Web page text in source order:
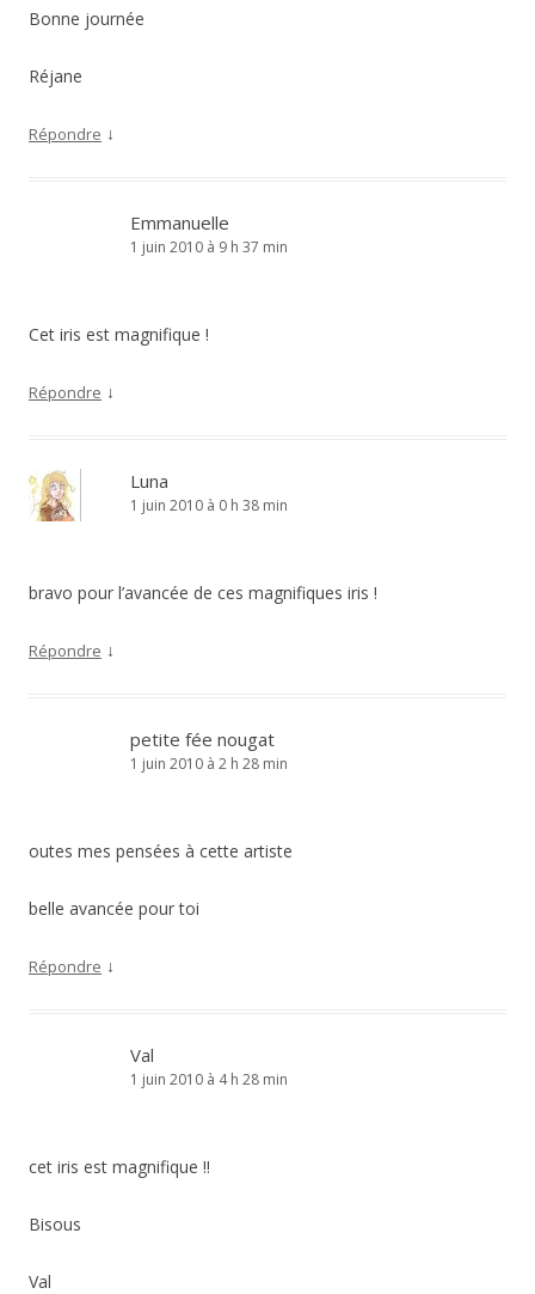
Bonne journée
Réjane
Répondre ↓
Emmanuelle
1 juin 2010 à 9 h 37 min
Cet iris est magnifique !
Répondre ↓
Luna
1 juin 2010 à 0 h 38 min
bravo pour l’avancée de ces magnifiques iris !
Répondre ↓
petite fée nougat
1 juin 2010 à 2 h 28 min
outes mes pensées à cette artiste
belle avancée pour toi
Répondre ↓
Val
1 juin 2010 à 4 h 28 min
cet iris est magnifique !!
Bisous
Val